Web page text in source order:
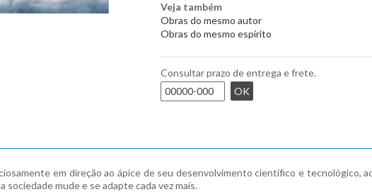
Veja também
Obras do mesmo autor
Obras do mesmo espírito
Consultar prazo de entrega e frete.
OK
em direção ao ápice de seu desenvolvimento científico e tecnológico,
sociedade mude e se adapte cada vez mais.